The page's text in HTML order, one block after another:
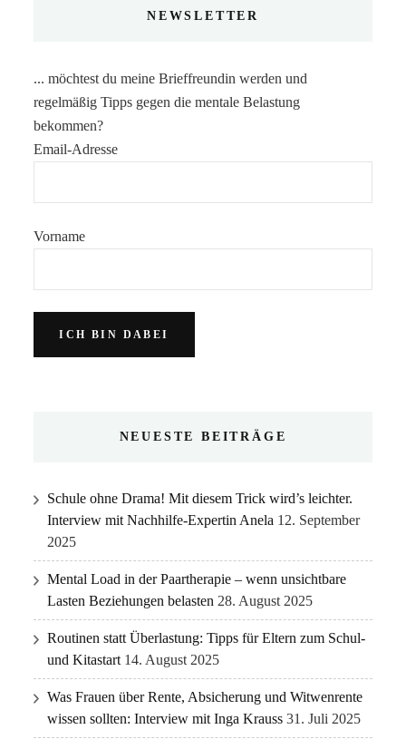
NEWSLETTER
... möchtest du meine Brieffreundin werden und
regelmäßig Tipps gegen die mentale Belastung
bekommen?
Email-Adresse
Vorname
NEUESTE BEITRÄGE
Schule ohne Drama! Mit diesem Trick wird’s leichter.
Interview mit Nachhilfe-Expertin Anela 12. September
2025
Mental Load in der Paartherapie – wenn unsichtbare
Lasten Beziehungen belasten 28. August 2025
Routinen statt Überlastung: Tipps für Eltern zum Schul-
und Kitastart 14. August 2025
Was Frauen über Rente, Absicherung und Witwenrente
wissen sollten: Interview mit Inga Krauss 31. Juli 2025